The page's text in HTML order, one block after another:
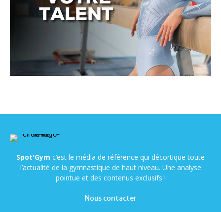
Spot'Gym c’est le média de référence qui décortique toute
l’actualité de la gymnastique de haut niveau. Une analyse
pointue et des contenus exclusifs !
Nous contacter